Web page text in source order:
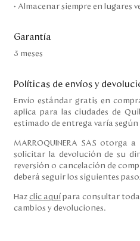
• Almacenar siempre en lugares
Garantía
3 meses
Políticas de envíos y
Envío estándar gratis en
aplica para las ciudades de
estimado de entrega varía
MARROQUINERA SAS otorga
solicitar la devolución de su
reversión o cancelación de
deberá seguir los siguientes
Haz clic aquí para consultar
cambios y devoluciones.